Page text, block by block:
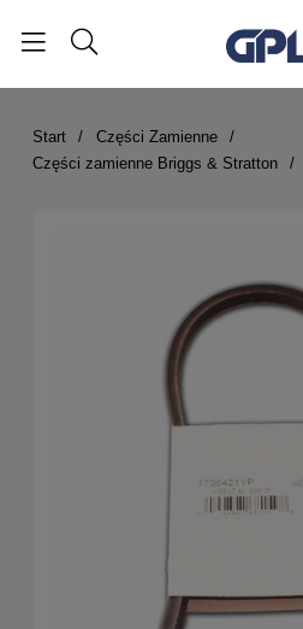
Start
Części Zamienne
Części zamienne Briggs & Stratton